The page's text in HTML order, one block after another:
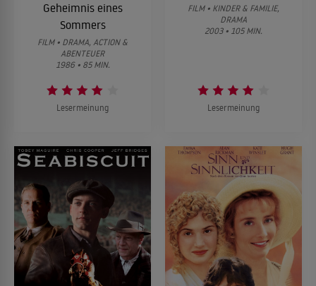
Geheimnis eines
Sommers
FILM • DRAMA, ACTION &
ABENTEUER
1986 • 85 MIN.
Lesermeinung
FILM • KINDER & FAMILIE,
DRAMA
2003 • 105 MIN.
Lesermeinung